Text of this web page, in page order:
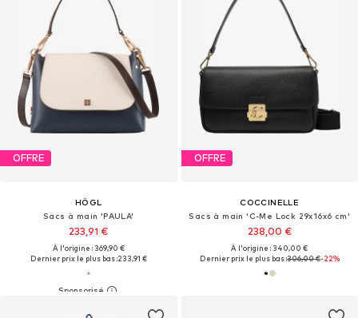
OFFRE
HÖGL
Sacs à main 'PAULA'
233,91 €
À l'origine : 369,90 €
Dernier prix le plus bas :233,91 €
OFFRE
COCCINELLE
Sacs à main 'C-Me Lock 29x16x6 cm'
238,00 €
À l'origine : 340,00 €
Dernier prix le plus bas :306,00 €-22%